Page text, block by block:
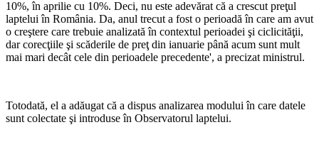
10%, în aprilie cu 10%. Deci, nu este adevărat că a crescut preţul
laptelui în România. Da, anul trecut a fost o perioadă în care am avut
o creştere care trebuie analizată în contextul perioadei şi ciclicităţii,
dar corecţiile şi scăderile de preţ din ianuarie până acum sunt mult
mai mari decât cele din perioadele precedente', a precizat ministrul.
Totodată, el a adăugat că a dispus analizarea modului în care datele
sunt colectate şi introduse în Observatorul laptelui.